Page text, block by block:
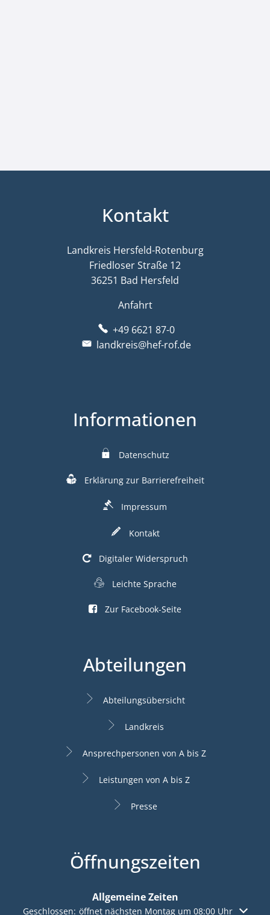
Kontakt
Landkreis Hersfeld-Rotenburg
Friedloser Straße 12
36251 Bad Hersfeld
Anfahrt
+49 6621 87-0
landkreis@hef-rof.de
Informationen
Datenschutz
Erklärung zur Barrierefreiheit
Impressum
Kontakt
Digitaler Widerspruch
Leichte Sprache
Zur Facebook-Seite
Abteilungen
Abteilungsübersicht
Landkreis
Ansprechpersonen von A bis Z
Leistungen von A bis Z
Presse
Öffnungszeiten
Allgemeine Zeiten
Klicken, um weitere Öffnungs- oder Schließzeiten
Geschlossen: öffnet nächsten Montag um 08:00 Uhr